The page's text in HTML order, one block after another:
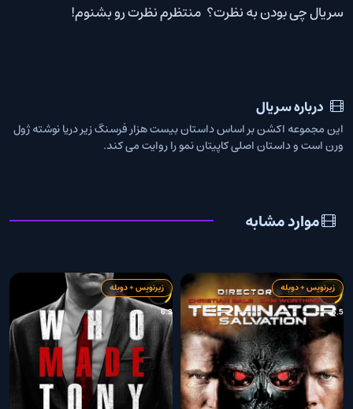
سریال چی بودن به نظرت؟ منتظرم نظرت رو بشنوم!
درباره سریال
این مجموعه اکشن بر اساس داستان بیست هزار فرسنگ زیر دریا نوشته ژول
ورن است و داستان اصلی کاپیتان نمو را روایت می کند.
موارد مشابه
6.5
زیرنویس + دوبله
6.3
زیرنویس + دوبله